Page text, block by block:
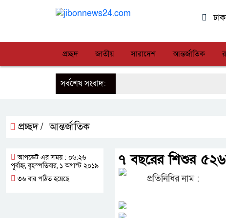
প্রচ্ছদ জাতীয় সারাদেশ আন্তর্জাতিক
সর্বশেষ সংবাদ:
প্রচ্ছদ / আন্তর্জাতিক
৭ বছরের শিশুর
প্রতিনিধির নাম :
আপডেট এর সময় : ০৬:২৬
পূর্বাহ্ন, বৃহস্পতিবার, ১ অগাস্ট ২০১৯
৩৬ বার পঠিত হয়েছে